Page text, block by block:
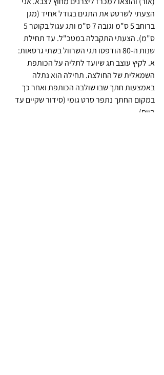
הצעתי לשרטט את התגים בגודל אחיד (מגן
ס"מ). הצעתי התקבלה במטכ"ל. עד תחילת
שנות ה-80 הודפסו תגי השרוול בשתי גרסאות:
א. לקיץ עוצב תג שיועד לתליה על הכותפת
השמאלית של החולצה. תחילה הוא נתלה
באמצעות חתך שבו שולבה הכותפת ואחר כך
במקום החתך נתפר סרט גומי (סידור שקיים עד
היום).